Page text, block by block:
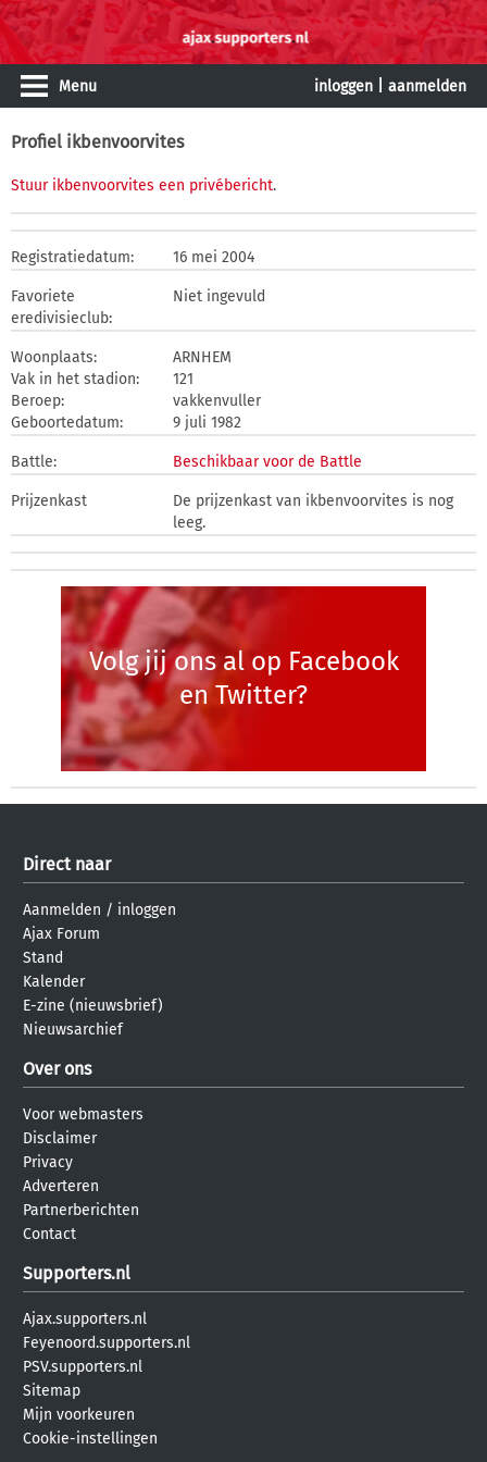
Menu inloggen aanmelden
Profiel ikbenvoorvites
Stuur ikbenvoorvites een privébericht.
Registratiedatum: 16 mei 2004
Favoriete
eredivisieclub:
Niet ingevuld
Woonplaats:
ARNHEM
Vak in het stadion:
121
Beroep:
vakkenvuller
Geboortedatum:
9 juli 1982
Battle: Beschikbaar voor de Battle
Prijzenkast
De prijzenkast van ikbenvoorvites is nog
leeg.
Volg jij ons al op Facebook
en Twitter?
Direct naar
Aanmelden / inloggen
Ajax Forum
Stand
Kalender
E-zine (nieuwsbrief)
Nieuwsarchief
Over ons
Voor webmasters
Disclaimer
Privacy
Adverteren
Partnerberichten
Contact
Supporters.nl
Ajax.supporters.nl
Feyenoord.supporters.nl
PSV.supporters.nl
Sitemap
Mijn voorkeuren
Cookie-instellingen